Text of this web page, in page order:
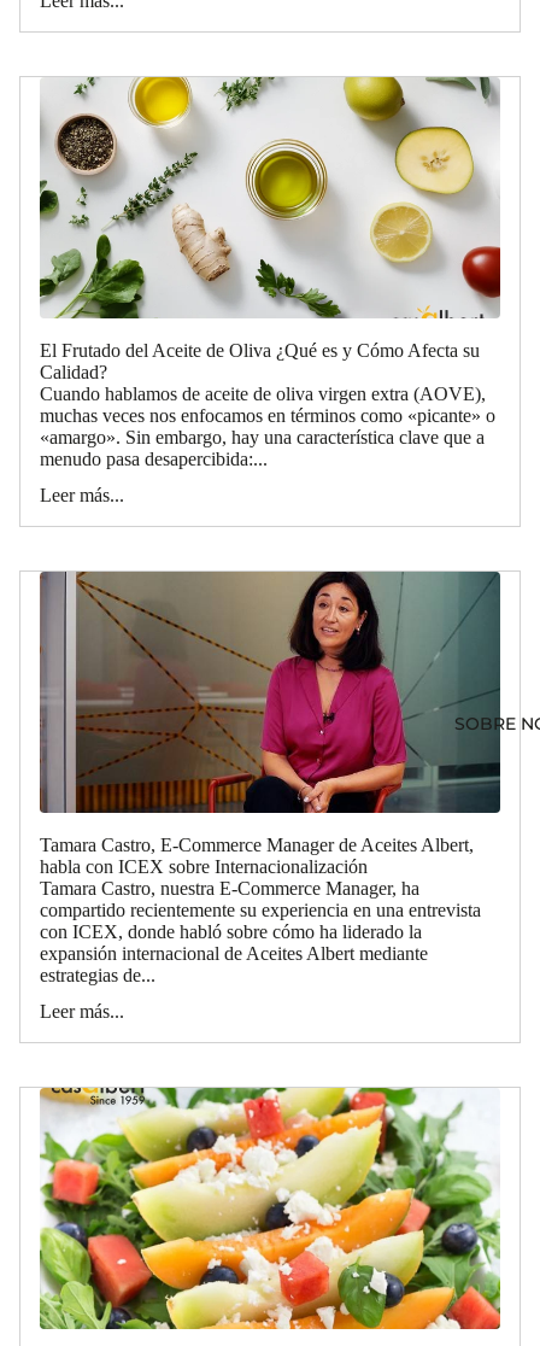
SOBRE
El Frutado del Aceite de Oliva ¿Qué es y Cómo Afecta su
Calidad?
Cuando hablamos de aceite de oliva virgen extra (AOVE),
muchas veces nos enfocamos en términos como «picante» o
«amargo». Sin embargo, hay una característica clave que a
menudo pasa desapercibida:...
Leer más...
Tamara Castro, E-Commerce Manager de Aceites Albert,
habla con ICEX sobre Internacionalización
Tamara Castro, nuestra E-Commerce Manager, ha
compartido recientemente su experiencia en una entrevista
con ICEX, donde habló sobre cómo ha liderado la
expansión internacional de Aceites Albert mediante
estrategias de...
Leer más...